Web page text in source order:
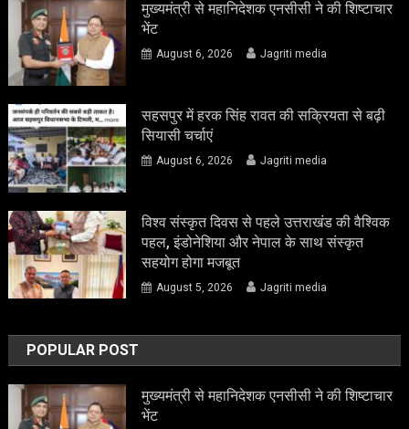
मुख्यमंत्री से महानिदेशक एनसीसी ने की शिष्टाचार
भेंट
August 6, 2026 Jagriti media
सहसपुर में हरक सिंह रावत की सक्रियता से बढ़ी
सियासी चर्चाएं
August 6, 2026 Jagriti media
विश्व संस्कृत दिवस से पहले उत्तराखंड की वैश्विक
पहल, इंडोनेशिया और नेपाल के साथ संस्कृत
सहयोग होगा मजबूत
August 5, 2026 Jagriti media
POPULAR POST
मुख्यमंत्री से महानिदेशक एनसीसी ने की शिष्टाचार
भेंट